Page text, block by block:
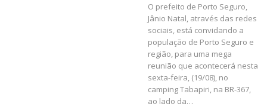
O prefeito de Porto Seguro,
Jânio Natal, através das redes
sociais, está convidando a
população de Porto Seguro e
região, para uma mega
reunião que acontecerá nesta
sexta-feira, (19/08), no
camping Tabapiri, na BR-367,
ao lado da…